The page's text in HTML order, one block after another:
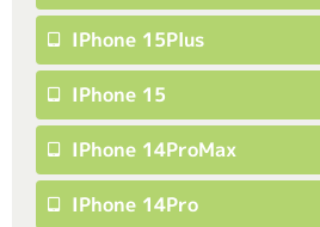
IPhone 15Plus
IPhone 15
IPhone 14ProMax
IPhone 14Pro